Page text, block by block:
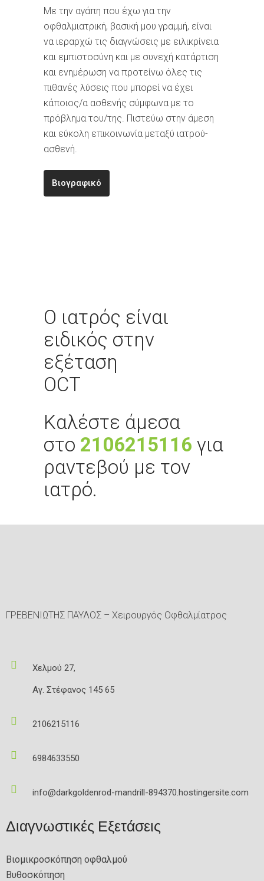
Με την αγάπη που έχω για την
οφθαλμιατρική, βασική μου γραμμή, είναι
να ιεραρχώ τις διαγνώσεις με ειλικρίνεια
και εμπιστοσύνη και με συνεχή κατάρτιση
και ενημέρωση να προτείνω όλες τις
πιθανές λύσεις που μπορεί να έχει
κάποιος/α ασθενής σύμφωνα με το
πρόβλημα του/της. Πιστεύω στην άμεση
και εύκολη επικοινωνία μεταξύ ιατρού-
ασθενή.
Βιογραφικό
O ιατρός είναι
ειδικός στην
εξέταση
OCT
Καλέστε άμεσα
στο 2106215116 για
ραντεβού με τον
ιατρό.
ΓΡΕΒΕΝΙΩΤΗΣ ΠΑΥΛΟΣ – Xειρουργός Οφθαλμίατρος
Χελμού 27,
Αγ. Στέφανος 145 65
2106215116
6984633550
info@darkgoldenrod-mandrill-894370.hostingersite.com
Διαγνωστικές Εξετάσεις
Βιομικροσκόπηση οφθαλμού
Βυθοσκόπηση